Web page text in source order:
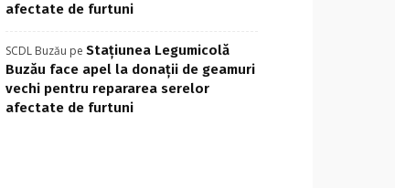
afectate de furtuni
SCDL Buzău pe Stațiunea Legumicolă
Buzău face apel la donații de geamuri
vechi pentru repararea serelor
afectate de furtuni